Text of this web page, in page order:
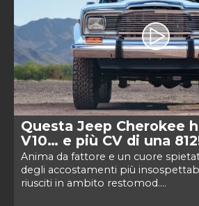
Questa Jeep Cherokee
V10… e più CV di una
Anima da fattore e un cuore
degli accostamenti più
riusciti in ambito restomod....